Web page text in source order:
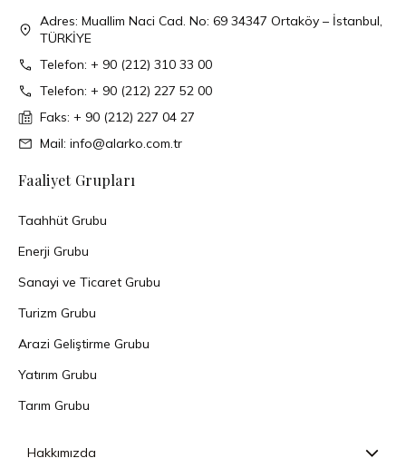
Adres: Muallim Naci Cad. No: 69 34347 Ortaköy – İstanbul,
TÜRKİYE
Telefon: + 90 (212) 310 33 00
Telefon: + 90 (212) 227 52 00
Faks: + 90 (212) 227 04 27
Mail: info@alarko.com.tr
Faaliyet Grupları
Taahhüt Grubu
Enerji Grubu
Sanayi ve Ticaret Grubu
Turizm Grubu
Arazi Geliştirme Grubu
Yatırım Grubu
Tarım Grubu
Hakkımızda